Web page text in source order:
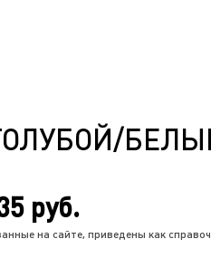
БЕЛЫЙ
руб.
на сайте, приведены как